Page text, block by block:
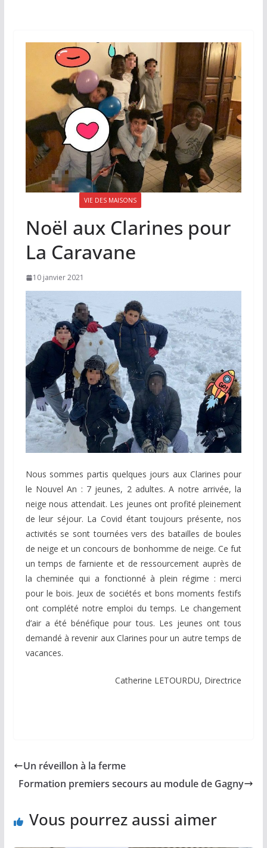
VIE DES MAISONS
Noël aux Clarines pour
La Caravane
10 janvier 2021
Nous sommes partis quelques jours aux Clarines pour
le Nouvel An : 7 jeunes, 2 adultes. A notre arrivée, la
neige nous attendait. Les jeunes ont profité pleinement
de leur séjour. La Covid étant toujours présente, nos
activités se sont tournées vers des batailles de boules
de neige et un concours de bonhomme de neige. Ce fut
un temps de farniente et de ressourcement auprès de
la cheminée qui a fonctionné à plein régime : merci
pour le bois. Jeux de sociétés et bons moments festifs
ont complété notre emploi du temps. Le changement
d’air a été bénéfique pour tous. Les jeunes ont tous
demandé à revenir aux Clarines pour un autre temps de
vacances.
Catherine LETOURDU, Directrice
Un réveillon à la ferme
Formation premiers secours au module de Gagny
Vous pourrez aussi aimer